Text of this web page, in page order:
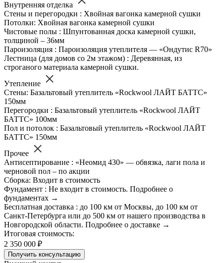
Внутренняя отделка
Стены и перегородки : Хвойная вагонка камерной сушки
Потолки: Хвойная вагонка камерной сушки
Чистовые полы : Шпунтованная доска камерной сушки,
толщиной – 36мм
Пароизоляция : Пароизоляция утеплителя — «Ондутис R70»
Лестница (для домов со 2м этажом) : Деревянная, из
строганого материала камерной сушки.
Утепление
Стены: Базальтовый утеплитель «Rockwool ЛАЙТ БАТТС»
150мм
Перегородки : Базальтовый утеплитель «Rockwool ЛАЙТ
БАТТС» 100мм
Пол и потолок : Базальтовый утеплитель «Rockwool ЛАЙТ
БАТТС» 150мм
Прочее
Антисептирование : «Неомид 430» — обвязка, лаги пола и
черновой пол – по акции
Сборка: Входит в стоимость
Фундамент : Не входит в стоимость. Подробнее о
фундаментах →
Бесплатная доставка : до 100 км от Москвы, до 100 км от
Санкт-Петербурга или до 500 км от нашего производства в
Новгородской области. Подробнее о доставке →
Итоговая стоимость:
2 350 000 ₽
Получить консультацию